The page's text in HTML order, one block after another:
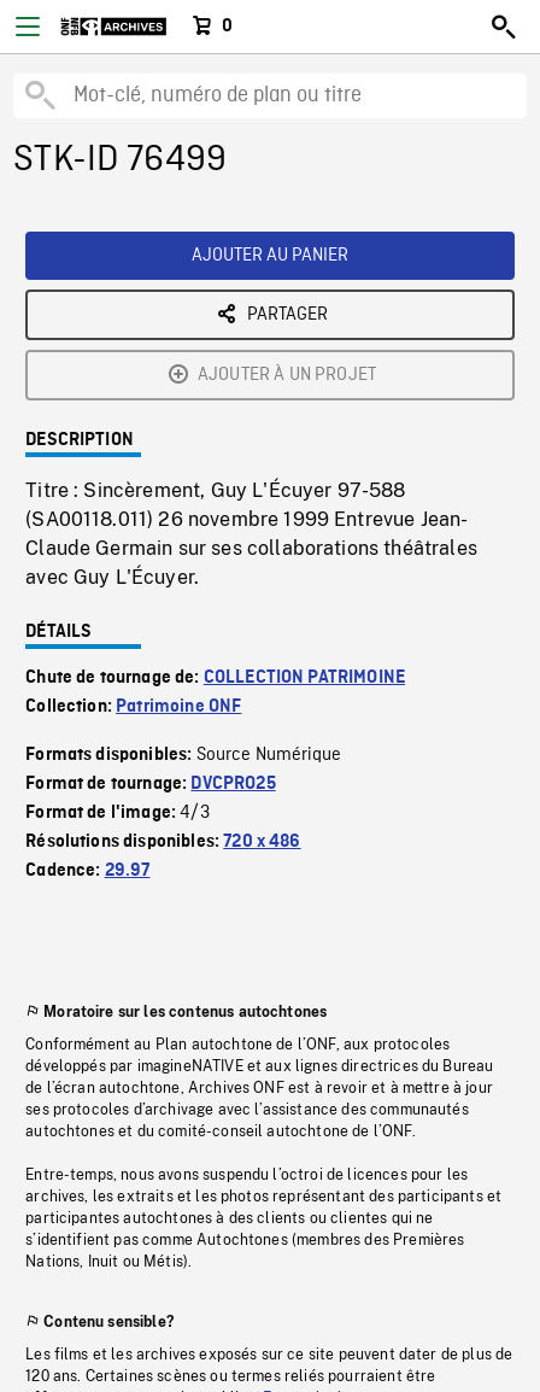
0
STK-ID 76499
AJOUTER AU PANIER
PARTAGER
AJOUTER À UN PROJET
DESCRIPTION
Titre : Sincèrement, Guy L'Écuyer 97-588
(SA00118.011) 26 novembre 1999 Entrevue Jean-
Claude Germain sur ses collaborations théâtrales
avec Guy L'Écuyer.
DÉTAILS
Chute de tournage de: COLLECTION PATRIMOINE
Collection: Patrimoine ONF
Formats disponibles: Source Numérique
Format de tournage: DVCPRO25
Format de l'image:4/3
Résolutions disponibles:720 x 486
Cadence: 29.97
Moratoire sur les contenus autochtones
Conformément au Plan autochtone de l’ONF, aux protocoles
développés par imagineNATIVE et aux lignes directrices du Bureau
de l’écran autochtone, Archives ONF est à revoir et à mettre à jour
ses protocoles d’archivage avec l’assistance des communautés
autochtones et du comité-conseil autochtone de l’ONF.
Entre-temps, nous avons suspendu l’octroi de licences pour les
archives, les extraits et les photos représentant des participants et
participantes autochtones à des clients ou clientes qui ne
s’identifient pas comme Autochtones (membres des Premières
Nations, Inuit ou Métis).
Contenu sensible?
Les films et les archives exposés sur ce site peuvent dater de plus de
120 ans. Certaines scènes ou termes reliés pourraient être